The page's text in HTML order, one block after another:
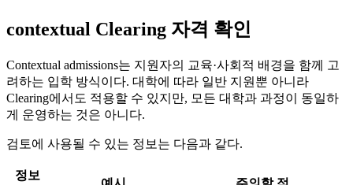
contextual Clearing 자격 확인
Contextual admissions는 지원자의 교육·사회적 배경을 함께 고
려하는 입학 방식이다. 대학에 따라 일반 지원뿐 아니라
Clearing에서도 적용할 수 있지만, 모든 대학과 과정이 동일하
게 운영하는 것은 아니다.
검토에 사용될 수 있는 정보는 다음과 같다.
정보